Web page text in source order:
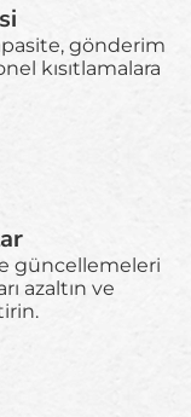
gönderim
kısıtlamalara
güncellemeleri
azaltın ve